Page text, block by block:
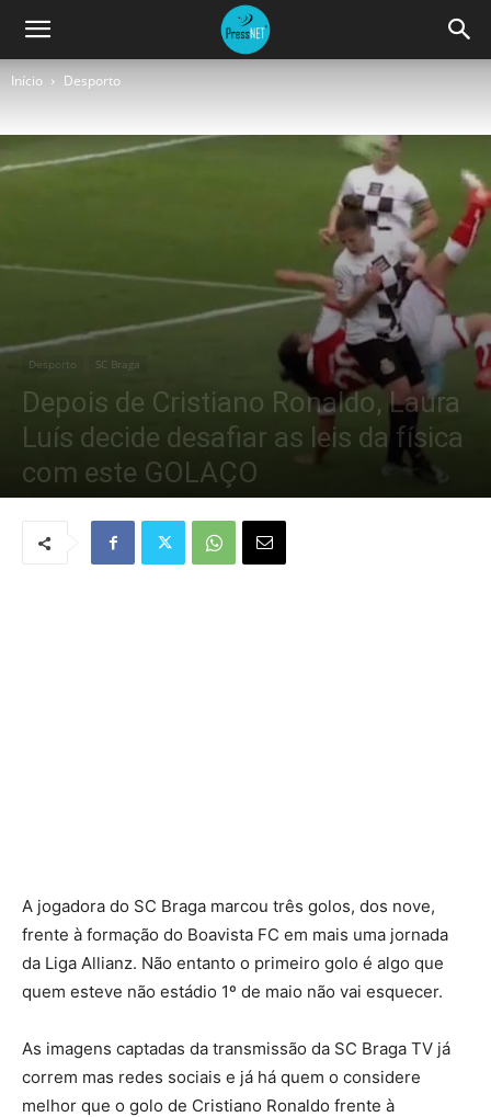
Início Desporto
Desporto SC Braga
Depois de Cristiano Ronaldo, Laura
Luís decide desafiar as leis da física
com este GOLAÇO
A jogadora do SC Braga marcou três golos, dos nove,
frente à formação do Boavista FC em mais uma jornada
da Liga Allianz. Não entanto o primeiro golo é algo que
quem esteve não estádio 1º de maio não vai esquecer.
As imagens captadas da transmissão da SC Braga TV já
correm mas redes sociais e já há quem o considere
melhor que o golo de Cristiano Ronaldo frente à